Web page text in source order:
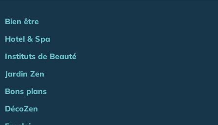
Bien être
Hotel & Spa
Instituts de Beauté
Jardin Zen
Bons plans
DécoZen